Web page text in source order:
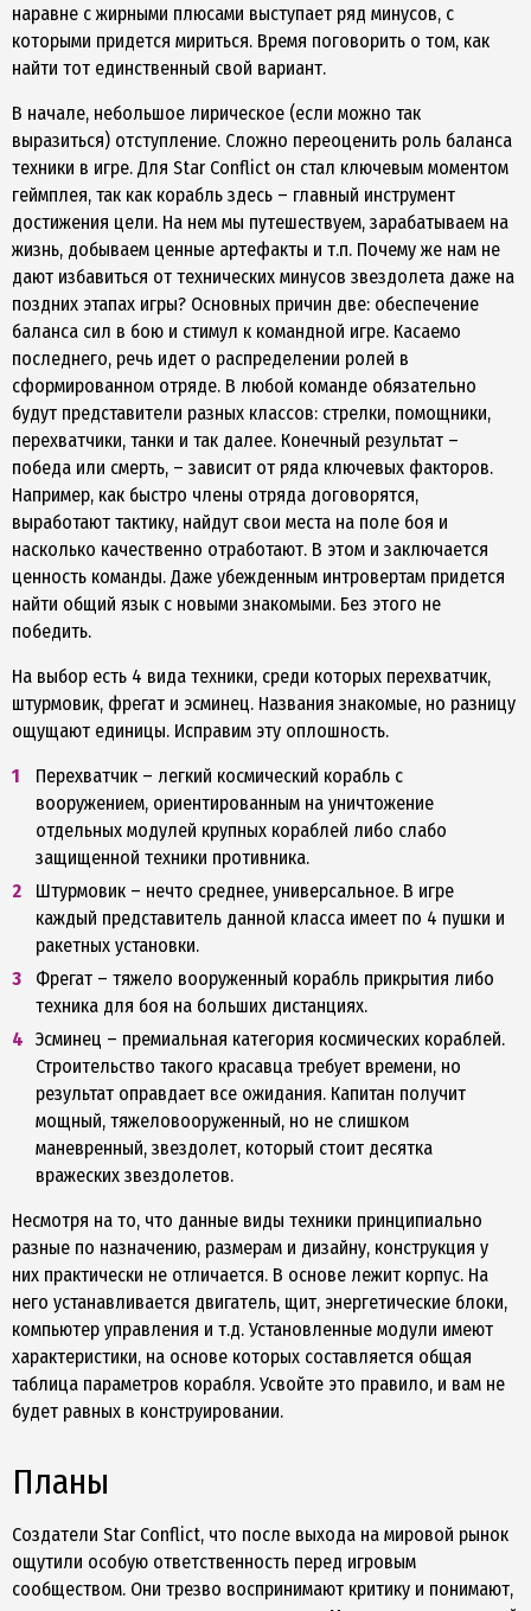
наравне с жирными плюсами выступает ряд минусов, с
которыми придется мириться. Время поговорить о том, как
найти тот единственный свой вариант.
В начале, небольшое лирическое (если можно так
выразиться) отступление. Сложно переоценить роль баланса
техники в игре. Для Star Conflict он стал ключевым моментом
геймплея, так как корабль здесь – главный инструмент
достижения цели. На нем мы путешествуем, зарабатываем на
жизнь, добываем ценные артефакты и т.п. Почему же нам не
дают избавиться от технических минусов звездолета даже на
поздних этапах игры? Основных причин две: обеспечение
баланса сил в бою и стимул к командной игре. Касаемо
последнего, речь идет о распределении ролей в
сформированном отряде. В любой команде обязательно
будут представители разных классов: стрелки, помощники,
перехватчики, танки и так далее. Конечный результат –
победа или смерть, – зависит от ряда ключевых факторов.
Например, как быстро члены отряда договорятся,
выработают тактику, найдут свои места на поле боя и
насколько качественно отработают. В этом и заключается
ценность команды. Даже убежденным интровертам придется
найти общий язык с новыми знакомыми. Без этого не
победить.
На выбор есть 4 вида техники, среди которых перехватчик,
штурмовик, фрегат и эсминец. Названия знакомые, но разницу
ощущают единицы. Исправим эту оплошность.
Перехватчик – легкий космический корабль с
вооружением, ориентированным на уничтожение
отдельных модулей крупных кораблей либо слабо
защищенной техники противника.
Штурмовик – нечто среднее, универсальное. В игре
каждый представитель данной класса имеет по 4 пушки и
ракетных установки.
Фрегат – тяжело вооруженный корабль прикрытия либо
техника для боя на больших дистанциях.
Эсминец – премиальная категория космических кораблей.
Строительство такого красавца требует времени, но
результат оправдает все ожидания. Капитан получит
мощный, тяжеловооруженный, но не слишком
маневренный, звездолет, который стоит десятка
вражеских звездолетов.
Несмотря на то, что данные виды техники принципиально
разные по назначению, размерам и дизайну, конструкция у
них практически не отличается. В основе лежит корпус. На
него устанавливается двигатель, щит, энергетические блоки,
компьютер управления и т.д. Установленные модули имеют
характеристики, на основе которых составляется общая
таблица параметров корабля. Усвойте это правило, и вам не
будет равных в конструировании.
Планы
Создатели Star Conflict, что после выхода на мировой рынок
ощутили особую ответственность перед игровым
сообществом. Они трезво воспринимают критику и понимают,